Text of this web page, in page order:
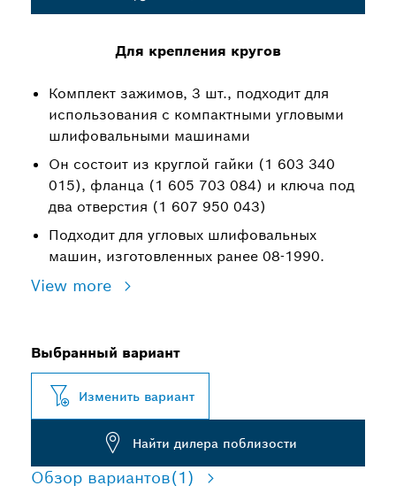
Для крепления кругов
Комплект зажимов, 3 шт., подходит для
использования с компактными угловыми
шлифовальными машинами
Он состоит из круглой гайки (1 603 340
015), фланца (1 605 703 084) и ключа под
два отверстия (1 607 950 043)
Подходит для угловых шлифовальных
машин, изготовленных ранее 08-1990.
View more
Выбранный вариант
Изменить вариант
Найти дилера поблизости
Обзор вариантов(1)